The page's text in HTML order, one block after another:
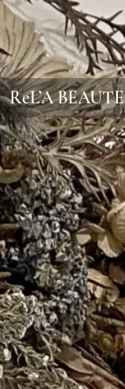
ReL’A BEAUTE